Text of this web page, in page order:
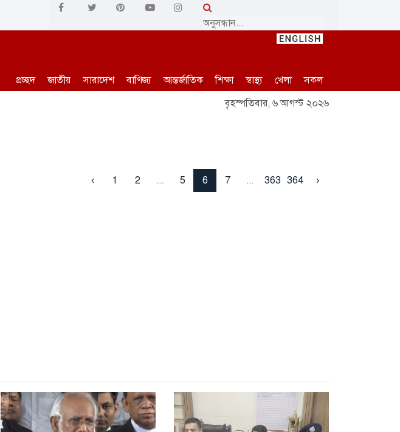
প্রচ্ছদ জাতীয় সারাদেশ বাণিজ্য আন্তর্জাতিক শিক্ষা স্বাস্থ্য খেলা
সকল
বৃহস্পতিবার, ৬ আগস্ট ২০২৬
‹ 1 2 ... 5 6 7 ... 363 364 ›